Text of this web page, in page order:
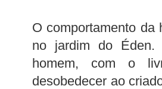
O comportamento da
no jardim do Éden.
homem, com o
desobedecer ao